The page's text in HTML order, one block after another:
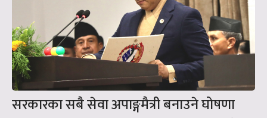
सरकारका सबै सेवा अपाङ्गमैत्री बनाउने घोषणा